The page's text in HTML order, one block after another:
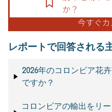
レポートで回答される
2026年のコロンビア花
ですか？
コロンビアの輸出をリ